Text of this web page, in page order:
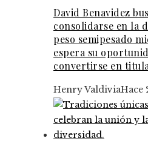
David Benavidez
consolidarse en la
peso semipesado
espera su
convertirse en
Henry ValdiviaHace